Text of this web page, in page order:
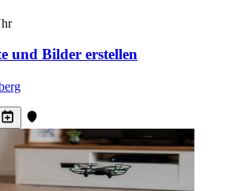
und Bilder erstellen